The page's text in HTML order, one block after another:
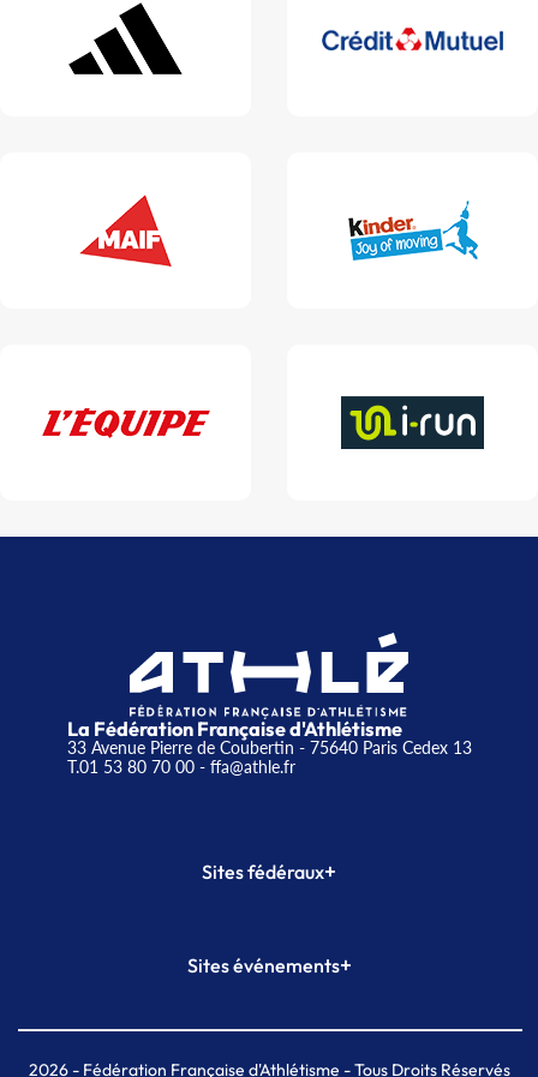
La Fédération Française d'Athlétisme
33 Avenue Pierre de Coubertin - 75640 Paris Cedex 13
T.01 53 80 70 00- ffa@athle.fr
Sites fédéraux+
Plateforme Formation
Sites événements+
Meeting de Paris indoor
MAIF Ekiden de Paris
2026- Fédération Française d'Athlétisme - Tous Droits Réservés